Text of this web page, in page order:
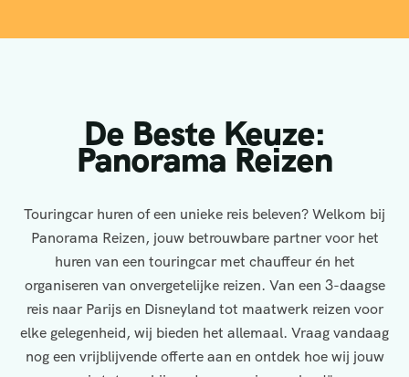
De Beste Keuze:
Panorama Reizen
Touringcar huren of een unieke reis beleven? Welkom bij
Panorama Reizen, jouw betrouwbare partner voor het
huren van een touringcar met chauffeur én het
organiseren van onvergetelijke reizen. Van een 3-daagse
reis naar Parijs en Disneyland tot maatwerk reizen voor
elke gelegenheid, wij bieden het allemaal. Vraag vandaag
nog een vrijblijvende offerte aan en ontdek hoe wij jouw